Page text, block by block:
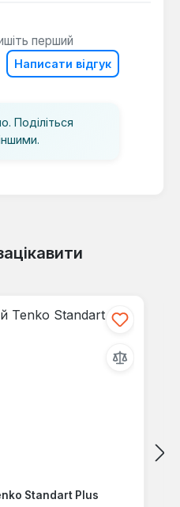
перший
Написати відгук
Поділіться
Standart Plus